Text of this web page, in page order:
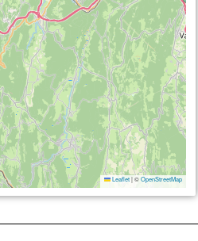
Leaflet |©OpenStreetMap